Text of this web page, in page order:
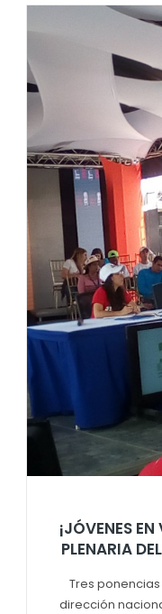
¡JÓVENES
PLENARIA
Tres
dirección